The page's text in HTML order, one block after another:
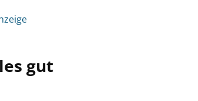
gut